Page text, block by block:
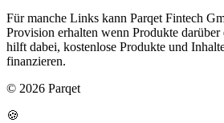
Für manche Links kann Parqet Fintech
Provision erhalten wenn Produkte
hilft dabei, kostenlose Produkte und
finanzieren.
© 2026 Parqet
🍪